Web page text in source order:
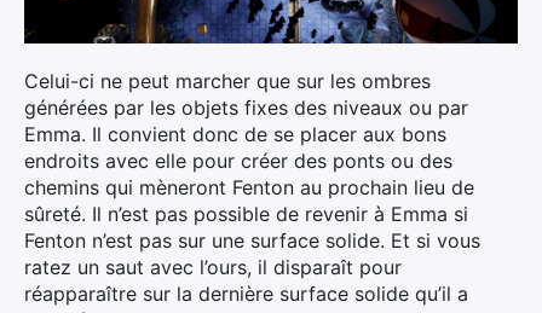
Celui-ci ne peut marcher que sur les ombres
générées par les objets fixes des niveaux ou par
Emma. Il convient donc de se placer aux bons
endroits avec elle pour créer des ponts ou des
chemins qui mèneront Fenton au prochain lieu de
sûreté. Il n’est pas possible de revenir à Emma si
Fenton n’est pas sur une surface solide. Et si vous
ratez un saut avec l’ours, il disparaît pour
réapparaître sur la dernière surface solide qu’il a